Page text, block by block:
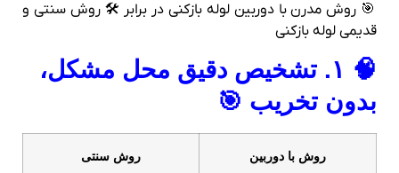
🎯 روش مدرن با دوربین لوله‌ بازکنی در برابر 🛠 روش سنتی و
قدیمی لوله‌ بازکنی
🧠 ۱. تشخیص دقیق محل مشکل،
بدون تخریب 🎯
روش با دوربین روش سنتی